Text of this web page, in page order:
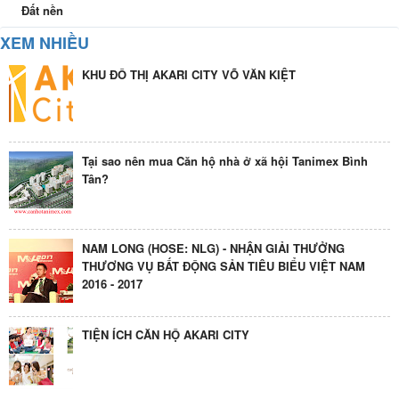
Đất nền
XEM NHIỀU
KHU ĐÔ THỊ AKARI CITY VÕ VĂN KIỆT
Tại sao nên mua Căn hộ nhà ở xã hội Tanimex Bình
Tân?
NAM LONG (HOSE: NLG) - NHẬN GIẢI THƯỞNG
THƯƠNG VỤ BẤT ĐỘNG SẢN TIÊU BIỂU VIỆT NAM
2016 - 2017
TIỆN ÍCH CĂN HỘ AKARI CITY